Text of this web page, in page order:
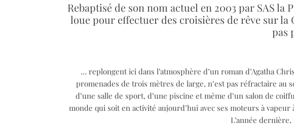
Rebaptisé de son nom actuel en 2003 par SAS la
loue pour effectuer des croisières de rêve sur la
pas
… replongent ici dans l’atmosphère d’un roman d’Agatha
promenades de trois mètres de large, n’est pas réfractaire au
d’une salle de sport, d’une piscine et même d’un salon de
monde qui soit en activité aujourd’hui avec ses moteurs à
L’année